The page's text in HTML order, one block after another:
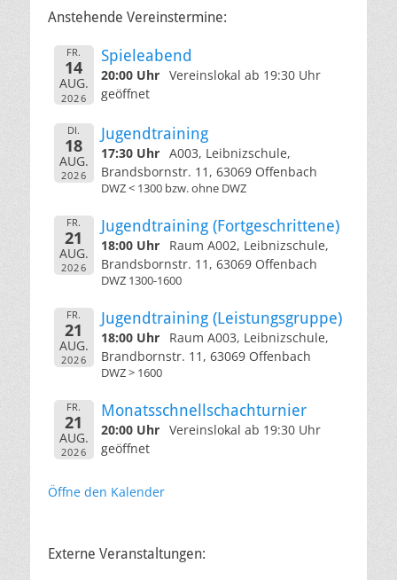
Anstehende Vereinstermine:
FR.
14
AUG.
2026
Spieleabend
20:00 Uhr Vereinslokal ab 19:30 Uhr
geöffnet
DI.
18
AUG.
2026
Jugendtraining
17:30 Uhr A003, Leibnizschule,
Brandsbornstr. 11, 63069 Offenbach
DWZ < 1300 bzw. ohne DWZ
FR.
21
AUG.
2026
Jugendtraining (Fortgeschrittene)
18:00 Uhr
Raum A002, Leibnizschule,
Brandsbornstr. 11, 63069 Offenbach
DWZ 1300-1600
FR.
21
AUG.
2026
Jugendtraining (Leistungsgruppe)
18:00 Uhr
Raum A003, Leibnizschule,
Brandbornstr. 11, 63069 Offenbach
DWZ > 1600
FR.
21
AUG.
2026
Monatsschnellschachturnier
20:00 Uhr Vereinslokal ab 19:30 Uhr
geöffnet
Öffne den Kalender
Externe Veranstaltungen: